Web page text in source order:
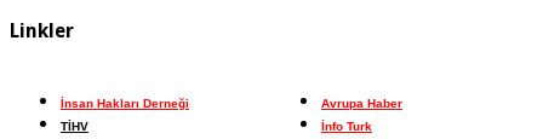
Linkler
İnsan Hakları Derneği
TİHV
Avrupa Haber
İnfo Turk